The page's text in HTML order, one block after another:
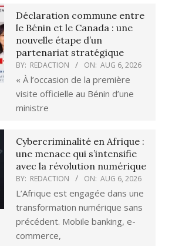
Déclaration commune entre
le Bénin et le Canada : une
nouvelle étape d’un
partenariat stratégique
BY: REDACTION ON: AUG 6, 2026
« À l’occasion de la première
visite officielle au Bénin d’une
ministre
Cybercriminalité en Afrique :
une menace qui s’intensifie
avec la révolution numérique
BY: REDACTION ON: AUG 6, 2026
L’Afrique est engagée dans une
transformation numérique sans
précédent. Mobile banking, e-
commerce,